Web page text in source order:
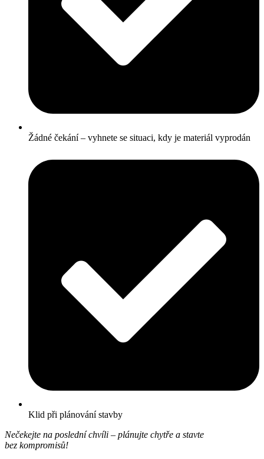
Žádné čekání – vyhnete se situaci, kdy je materiál vyprodán
Klid při plánování stavby
Nečekejte na poslední chvíli – plánujte chytře a stavte
bez kompromisů!